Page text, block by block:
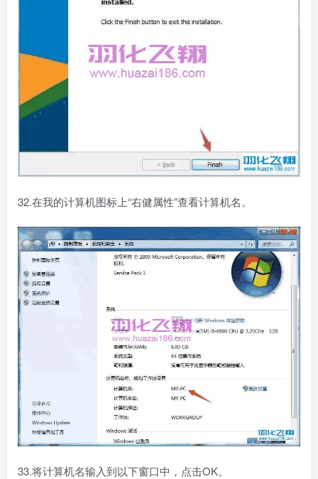
32.在我的计算机图标上“右健属性”查看计算机名。
33.将计算机名输入到以下窗口中，点击OK。